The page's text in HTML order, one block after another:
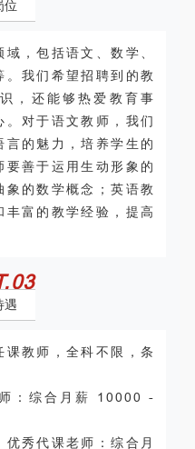
位
，包括语文、数学、
我们希望招聘到的教
，还能够热爱教育事
对于语文教师，我们
的魅力，培养学生的
善于运用生动形象的
的数学概念；英语教
富的教学经验，提高
03
遇
教师，全科不限，条
：综合月薪 10000 -
秀代课老师：综合月